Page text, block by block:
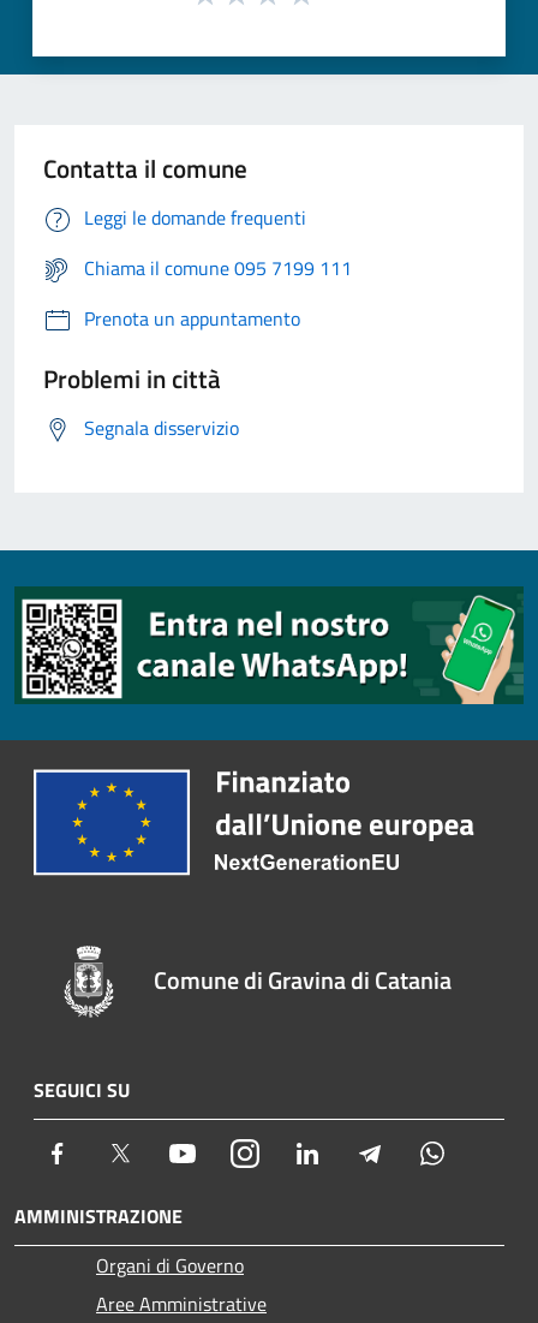
Contatta il comune
Leggi le domande frequenti
Chiama il comune 095 7199 111
Prenota un appuntamento
Problemi in città
Segnala disservizio
Comune di Gravina di Catania
SEGUICI SU
Facebook Twitter YoutubeInstagram LinkedIn Telegram
AMMINISTRAZIONE
Organi di Governo
Aree Amministrative